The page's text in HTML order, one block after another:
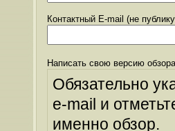
Контактный E-mail (не
Написать свою версию
Обязательно
e-mail и
именно обзор.